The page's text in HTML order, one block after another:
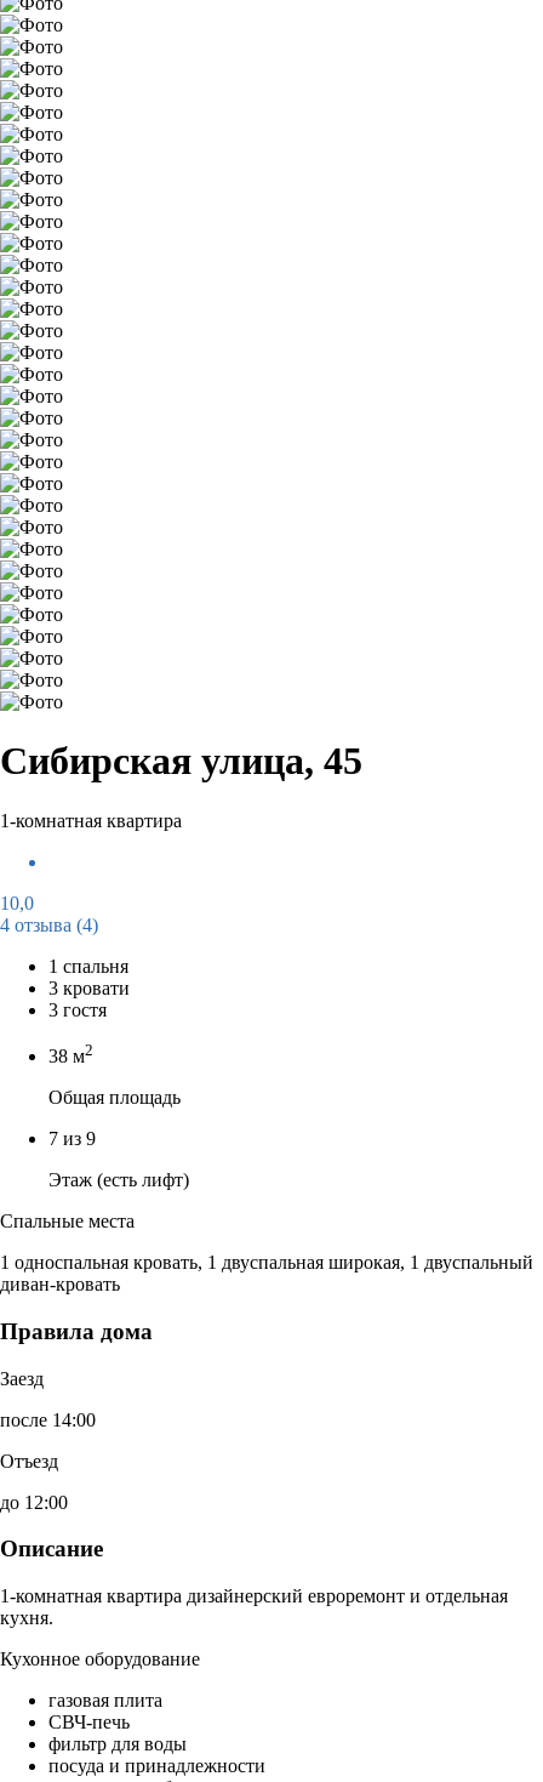
Сибирская улица, 45
1-комнатная квартира
10,0
4 отзыва (4)
1 спальня
3 кровати
3 гостя
38 м2
Общая площадь
7 из 9
Этаж (есть лифт)
Спальные места
1 односпальная кровать, 1 двуспальная широкая, 1 двуспальный
диван-кровать
Правила дома
Заезд
после 14:00
Отъезд
до 12:00
Описание
1-комнатная квартира дизайнерский евроремонт и отдельная
кухня.
Кухонное оборудование
газовая плита
СВЧ-печь
фильтр для воды
посуда и принадлежности